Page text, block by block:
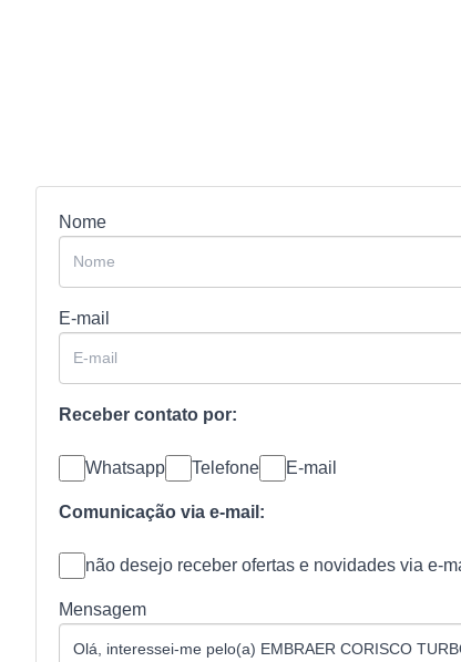
Nome
E-mail
Receber contato por:
Whatsapp Telefone E-mail
Comunicação via e-mail:
não desejo receber ofertas e novidades via e-
Mensagem